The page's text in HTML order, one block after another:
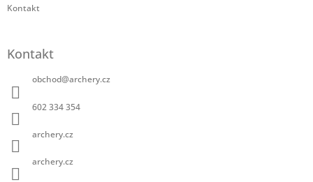
Kontakt
Kontakt
obchod@archery.cz
602 334 354
archery.cz
archery.cz